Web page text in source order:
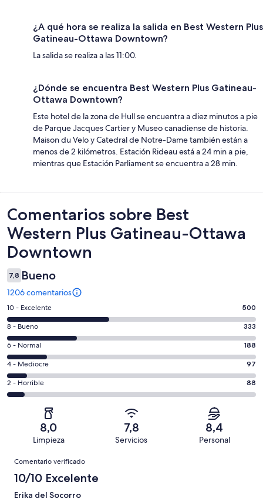
¿A qué hora se realiza la salida en Best Western Plus
Gatineau-Ottawa Downtown?
La salida se realiza a las 11:00.
¿Dónde se encuentra Best Western Plus Gatineau-
Ottawa Downtown?
Este hotel de la zona de Hull se encuentra a diez minutos a pie
de Parque Jacques Cartier y Museo canadiense de historia.
Maison du Velo y Catedral de Notre-Dame también están a
menos de 2 kilómetros. Estación Rideau está a 24 min a pie,
mientras que Estación Parliament se encuentra a 28 min.
Comentarios
Comentarios sobre Best
Western Plus Gatineau-Ottawa
Downtown
7,8 Bueno
1206 comentarios
500
comentarios
de
un
total
de
1206
con
puntuación
10 - Excelente 500
333
comentarios
de
un
total
de
puntuación
8 - Bueno 333
188
comentarios
de
un
total
puntuación
6 - Normal 188
97
comentarios
de
una
puntuación
4 - Mediocre 97
88
comentarios
1206
una
puntuación
2 - Horrible 88
8,0
Limpieza
7,8
Servicios
8,4
Personal
Comentarios
Comentario verificado
10/10 Excelente
Erika del Socorro